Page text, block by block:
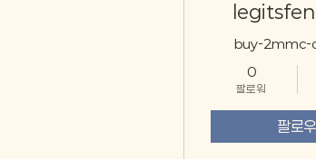
buy-2mmc-
0
팔로워
팔로우